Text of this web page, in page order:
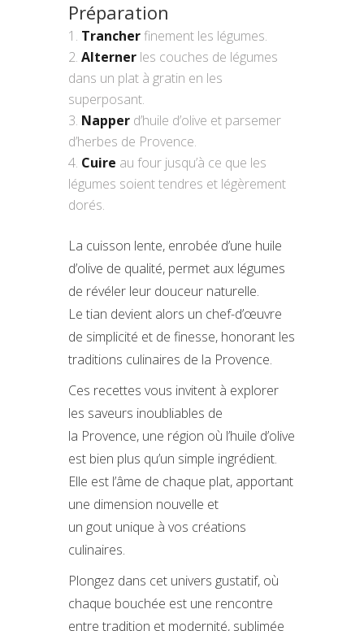
Préparation
Trancherfinement les légumes.
Alterner les couches de légumes
dans un plat à gratin en les
superposant.
Napper d’huile d’olive et parsemer
d’herbes de Provence.
Cuire au four jusqu’à ce que les
légumes soient tendres et légèrement
dorés.
La cuisson lente, enrobée d’une huile
d’olive de qualité, permet aux légumes
de révéler leur douceur naturelle.
Le tian devient alors un chef-d’œuvre
de simplicité et de finesse, honorant les
traditions culinaires de la Provence.
Ces recettes vous invitent à explorer
les saveurs inoubliables de
la Provence, une région où l’huile d’olive
est bien plus qu’un simple ingrédient.
Elle est l’âme de chaque plat, apportant
une dimension nouvelle et
un gout unique à vos créations
culinaires.
Plongez dans cet univers gustatif, où
chaque bouchée est une rencontre
entre tradition et modernité, sublimée